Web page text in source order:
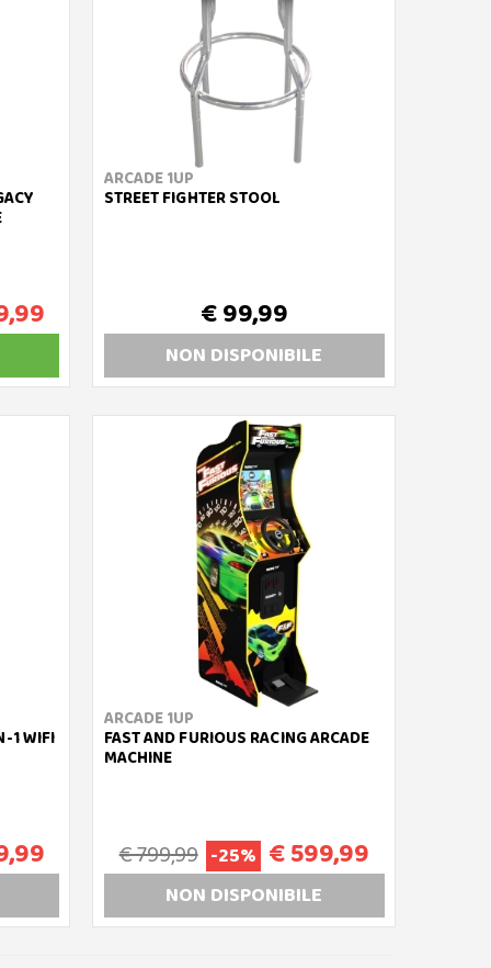
ARCADE 1UP
STREET FIGHTER STOOL
€ 99,99
NON DISPONIBILE
1 WIFI
ARCADE 1UP
FAST AND FURIOUS RACING ARCADE
MACHINE
€ 799,99 -25% € 599,99
NON DISPONIBILE